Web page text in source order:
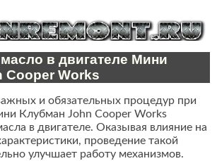
в двигателе Мини
Cooper Works
и обязательных процедур при
Клубман John Cooper Works
в двигателе. Оказывая влияние на
проведение такой
улучшает работу механизмов.